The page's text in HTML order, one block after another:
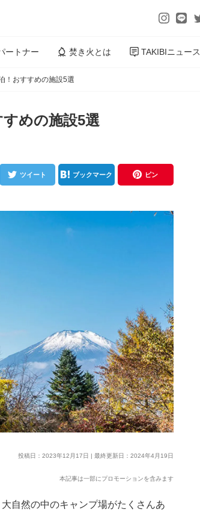
ートナー 焚き火とは TAKIBIニュース
！おすすめの施設5選
めの施設5選
ツイート ブックマーク ピン
投稿日：2023年12月17日 | 最終更新日：2024年4月19日
本記事は一部にプロモーションを含みます
自然の中のキャンプ場がたくさんあ